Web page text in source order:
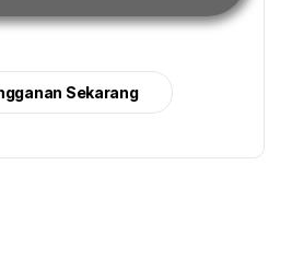
Sekarang